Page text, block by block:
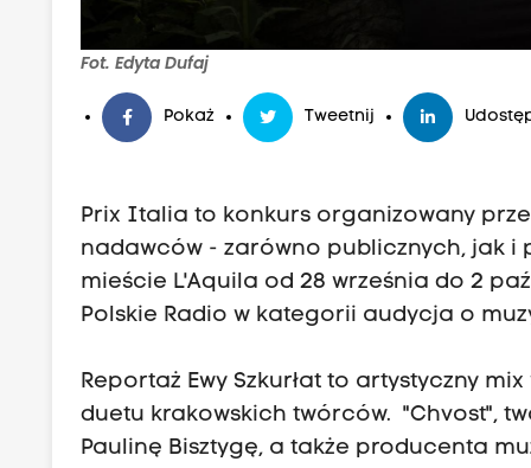
Fot. Edyta Dufaj
Pokaż Tweetnij
Prix Italia to konkurs organizowany
nadawców - zarówno publicznych, jak i
mieście L'Aquila od 28 września do 2
Polskie Radio w kategorii audycja o
Reportaż Ewy Szkurłat to artystyczny
duetu krakowskich twórców. "Chvost",
Paulinę Bisztygę, a także producenta